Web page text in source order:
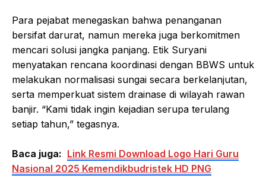
Para pejabat menegaskan bahwa penanganan
bersifat darurat, namun mereka juga berkomitmen
mencari solusi jangka panjang. Etik Suryani
menyatakan rencana koordinasi dengan BBWS untuk
melakukan normalisasi sungai secara berkelanjutan,
serta memperkuat sistem drainase di wilayah rawan
banjir. “Kami tidak ingin kejadian serupa terulang
setiap tahun,” tegasnya.
Baca juga: Link Resmi Download Logo Hari Guru
Nasional 2025 Kemendikbudristek HD PNG